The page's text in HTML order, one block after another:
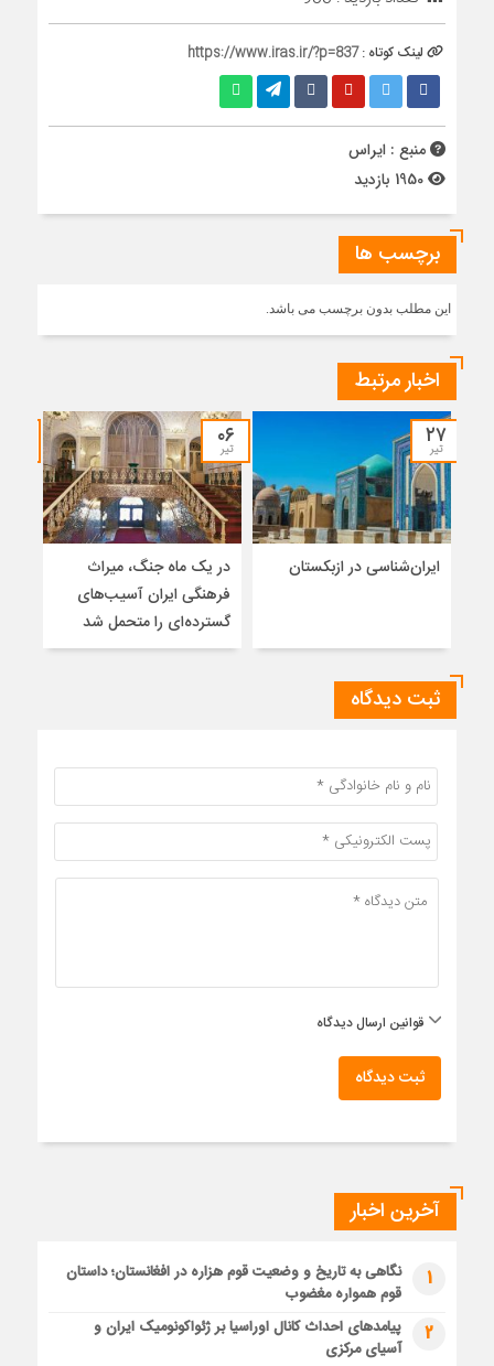
لینک کوتاه :https://www.iras.ir/?p=837
منبع : ایراس
برچسب ها
این مطلب بدون برچسب می باشد.
اخبار مرتبط
۲۷
تیر
ایران‌شناسی در ازبکستان
۰۶
تیر
در یک ماه جنگ، میراث
فرهنگی ایران آسیب‌های
گسترده‌ای را متحمل شد
ثبت دیدگاه
قوانین ارسال دیدگاه
ثبت دیدگاه
آخرین اخبار
1
نگاهی به تاریخ و وضعیت قوم هزاره در افغانستان؛ داستان
قوم همواره مغضوب
2
پیامدهای احداث کانال اوراسیا بر ژئواکونومیک ایران و
آسیای مرکزی